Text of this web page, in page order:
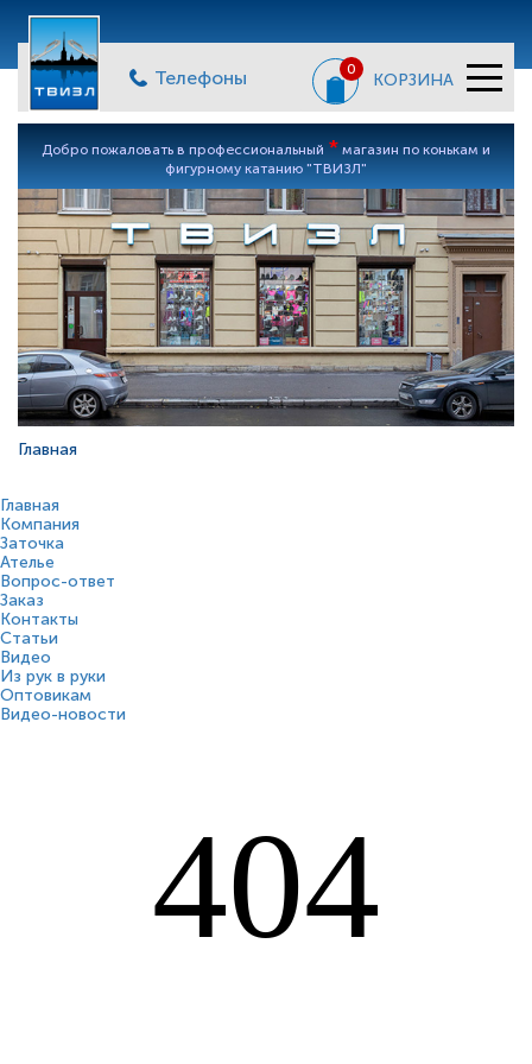
Телефоны 0
КОРЗИНА
Добро пожаловать в профессиональный * магазин по конькам и
фигурному катанию "ТВИЗЛ"
Главная
Главная
Компания
Заточка
Ателье
Вопрос-ответ
Заказ
Контакты
Статьи
Видео
Из рук в руки
Оптовикам
Видео-новости
404